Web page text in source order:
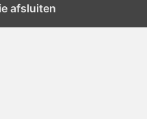
afsluiten